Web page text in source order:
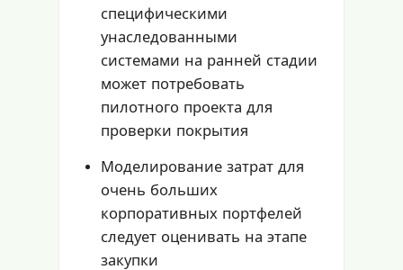
специфическими
унаследованными
системами на ранней стадии
может потребовать
пилотного проекта для
проверки покрытия
Моделирование затрат для
очень больших
корпоративных портфелей
следует оценивать на этапе
закупки